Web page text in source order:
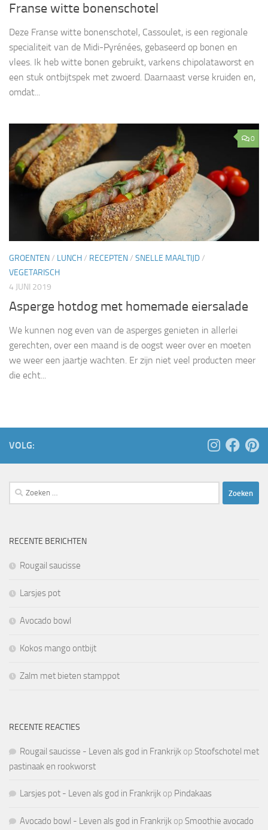
Fran­se witte bonenschotel
Deze Franse witte bonenschotel, Cassoulet, is een regionale
specialiteit van de Midi-Pyrénées, gebaseerd op bonen en
vlees. Ik heb witte bonen gebruikt, varkens chipolataworst en
een stuk ontbijtspek met zwoerd. Daarnaast verse kruiden en,
omdat...
0
GROENTEN/ LUNCH/ RECEPTEN/ SNELLE MAALTIJD/
VEGETARISCH
4 JUNI 2019
Asperge hotdog met homemade eiersalade
We kunnen nog even van de asperges genieten in allerlei
gerechten, over een maand is de oogst weer over en moeten
we weer een jaartje wachten. Er zijn niet veel producten meer
die echt...
VOLG:
Zoeken
naar:
RECENTE BERICHTEN
Rougail saucisse
Larsjes pot
Avocado bowl
Kokos mango ontbijt
Zalm met bieten stamppot
RECENTE REACTIES
Rougail saucisse - Leven als god in Frankrijk op Stoofschotel met
pastinaak en rookworst
Larsjes pot - Leven als god in Frankrijk op Pindakaas
Avocado bowl - Leven als god in Frankrijk op Smoothie avocado